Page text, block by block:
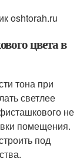
oshtorah.ru
цвета в
тона при
светлее
не
помещения.
под